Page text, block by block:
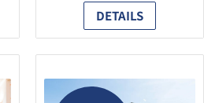
DETAILS